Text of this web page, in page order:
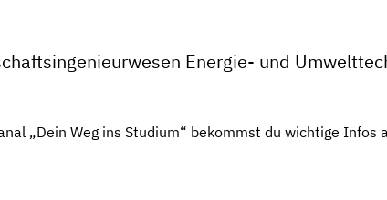
Energie- und
„Dein Weg ins Studium“ bekommst du wichtige